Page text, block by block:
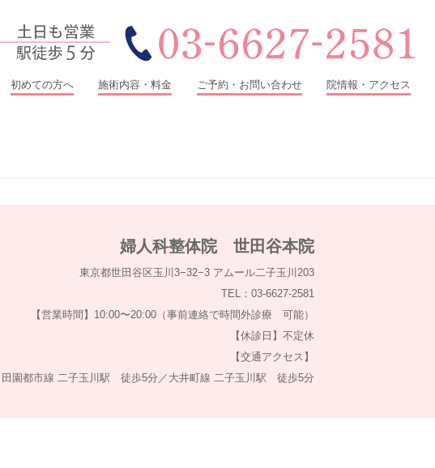
初めての方へ 施術内容・料金 ご予約・お問い合わせ 院情報・アクセス
婦人科整体院 世田谷本院
東京都世田谷区玉川3−32−3 アムール二子玉川203
TEL：03-6627-2581
【営業時間】10:00〜20:00（事前連絡で時間外診療 可能）
【休診日】不定休
【交通アクセス】
田園都市線 二子玉川駅 徒歩5分／大井町線 二子玉川駅 徒歩5分